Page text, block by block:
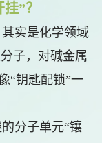
”？
实是化学领域
子，对碱金属
“钥匙配锁”一
分子单元“镶